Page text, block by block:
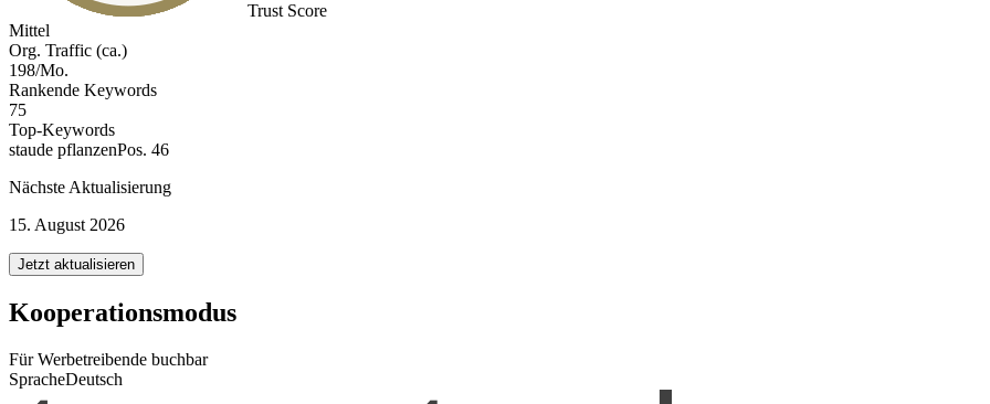
Trust Score
Mittel
Org. Traffic (ca.)
198/Mo.
Rankende Keywords
75
Top-Keywords
staude pflanzenPos. 46
Nächste Aktualisierung
15. August 2026
Jetzt aktualisieren
Kooperationsmodus
Für Werbetreibende buchbar
SpracheDeutsch